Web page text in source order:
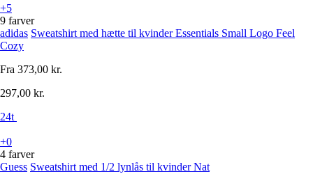
+5
9 farver
adidas Sweatshirt med hætte til kvinder Essentials Small Logo Feel
Cozy
Fra 373,00 kr.
297,00 kr.
24t
+0
4 farver
Guess Sweatshirt med 1/2 lynlås til kvinder Nat